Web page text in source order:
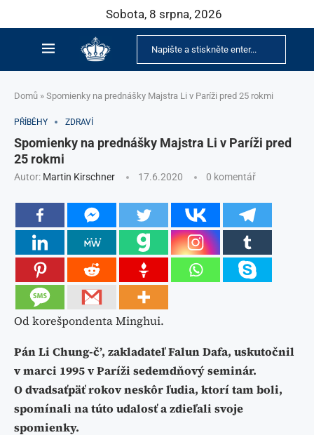
Sobota, 8 srpna, 2026
Domů » Spomienky na prednášky Majstra Li v Paríži pred 25 rokmi
PŘÍBĚHY ZDRAVÍ
Spomienky na prednášky Majstra Li v Paríži pred
25 rokmi
Autor: Martin Kirschner 17.6.2020 0 komentář
Od korešpondenta Minghui.
Pán Li Chung-č’, zakladateľ Falun Dafa, uskutočnil
v marci 1995 v Paríži sedemdňový seminár.
O dvadsaťpäť rokov neskôr ľudia, ktorí tam boli,
spomínali na túto udalosť a zdieľali svoje
spomienky.